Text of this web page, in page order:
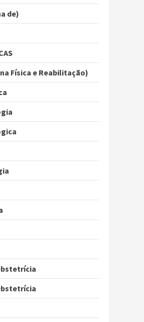
de)
Física e Reabilitação)